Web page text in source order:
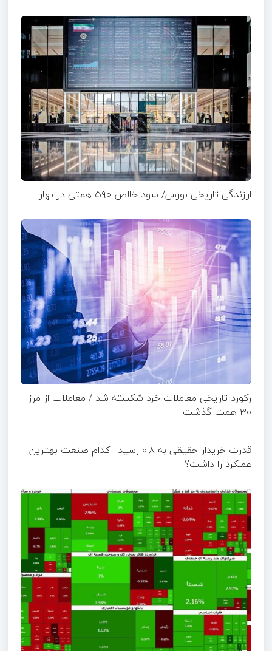
ارزندگی تاریخی بورس/ سود خالص ۵۹۰ همتی در بهار
رکورد تاریخی معاملات خرد شکسته شد / معاملات از مرز
۳۰ همت گذشت
قدرت خریدار حقیقی به ۰.۸ رسید | کدام صنعت بهترین
عملکرد را داشت؟